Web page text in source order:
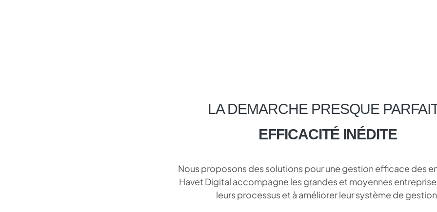
LA DEMARCHE PRESQUE
EFFICACITÉ INÉDITE
Nous proposons des solutions pour une gestion efficace des
Havet Digital accompagne les grandes et moyennes
leurs processus et à améliorer leur système de